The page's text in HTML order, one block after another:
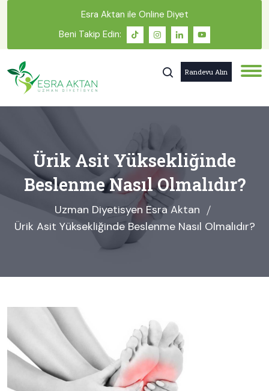
Esra Aktan ile Online Diyet
Beni Takip Edin:
Randevu Alın
Ürik Asit Yüksekliğinde
Beslenme Nasıl Olmalıdır?
Uzman Diyetisyen Esra Aktan
Ürik Asit Yüksekliğinde Beslenme Nasıl Olmalıdır?